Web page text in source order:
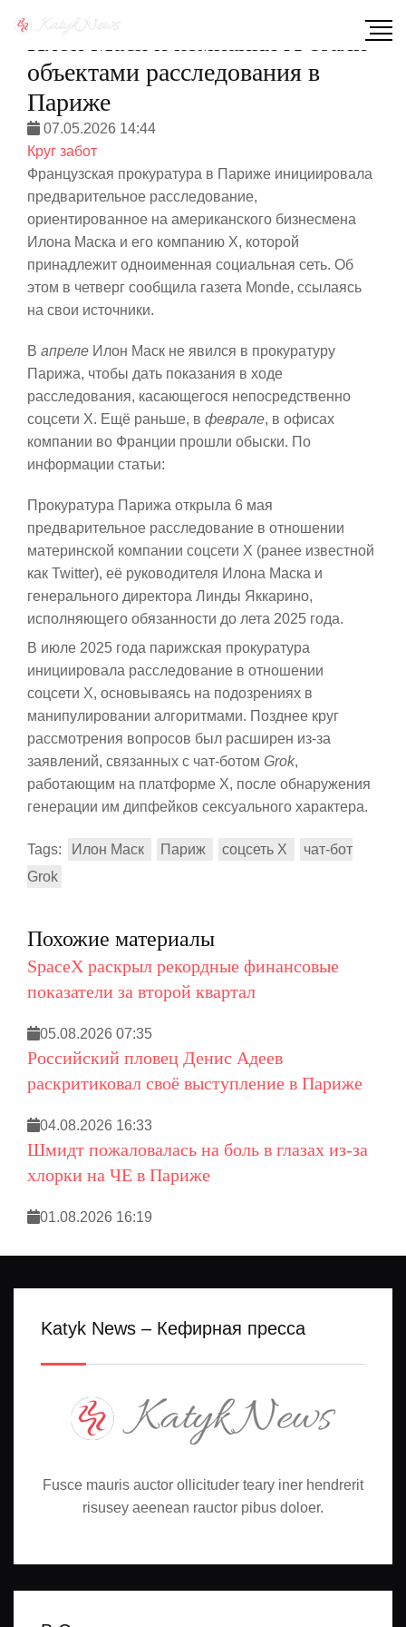
Илон Маск и компания X стали
объектами расследования в
Париже
07.05.2026 14:44
Круг забот
Французская прокуратура в Париже инициировала
предварительное расследование,
ориентированное на американского бизнесмена
Илона Маска и его компанию X, которой
принадлежит одноименная социальная сеть. Об
этом в четверг сообщила газета Monde, ссылаясь
на свои источники.
В апреле Илон Маск не явился в прокуратуру
Парижа, чтобы дать показания в ходе
расследования, касающегося непосредственно
соцсети X. Ещё раньше, в феврале, в офисах
компании во Франции прошли обыски. По
информации статьи:
Прокуратура Парижа открыла 6 мая
предварительное расследование в отношении
материнской компании соцсети X (ранее известной
как Twitter), её руководителя Илона Маска и
генерального директора Линды Яккарино,
исполняющего обязанности до лета 2025 года.
В июле 2025 года парижская прокуратура
инициировала расследование в отношении
соцсети X, основываясь на подозрениях в
манипулировании алгоритмами. Позднее круг
рассмотрения вопросов был расширен из-за
заявлений, связанных с чат-ботом Grok,
работающим на платформе X, после обнаружения
генерации им дипфейков сексуального характера.
Tags: Илон Маск Париж соцсеть X
чат-бот
Grok
Похожие материалы
SpaceX раскрыл рекордные финансовые
показатели за второй квартал
05.08.2026 07:35
Российский пловец Денис Адеев
раскритиковал своё выступление в Париже
04.08.2026 16:33
Шмидт пожаловалась на боль в глазах из-за
хлорки на ЧЕ в Париже
01.08.2026 16:19
Katyk News – Кефирная пресса
Fusce mauris auctor ollicituder teary iner hendrerit
risusey aeenean rauctor pibus doloer.